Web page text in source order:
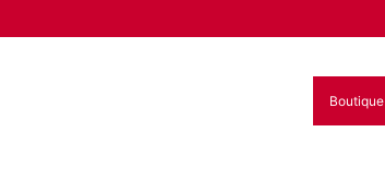
Boutique